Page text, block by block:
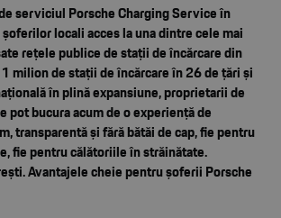
serviciul Porsche Charging Service în
locali acces la una dintre cele mai
rețele publice de stații de încărcare din
1 milion de stații de încărcare în 26 de țări și
în plină expansiune, proprietarii de
pot bucura acum de o experiență de
transparentă și fără bătăi de cap, fie pentru
fie pentru călătoriile în străinătate.
Avantajele cheie pentru șoferii Porsche